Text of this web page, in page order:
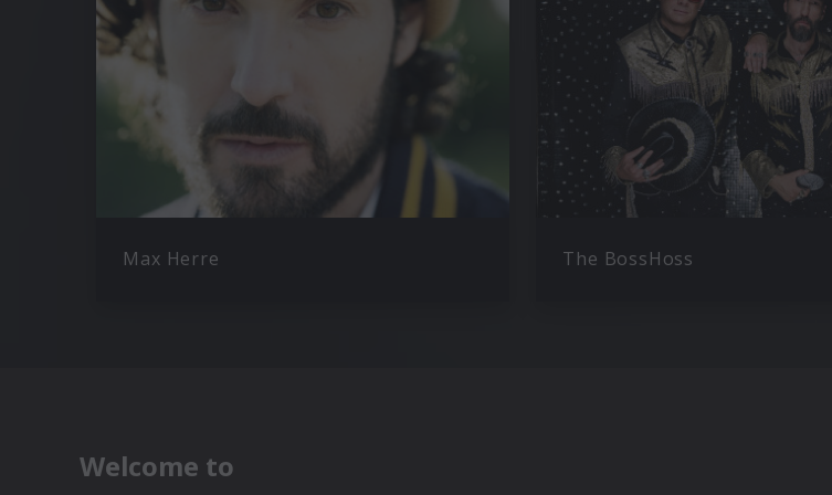
Max Herre The BossHoss